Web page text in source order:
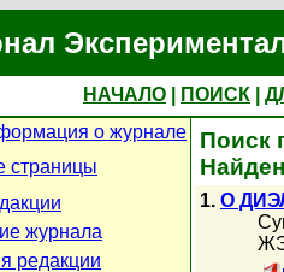
НАЧАЛО ПОИСК
о журнале
страницы
журнала
редакции
Поиск
1. О